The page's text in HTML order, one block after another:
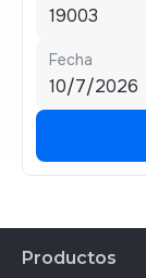
19003
Fecha
10/7/2026
Productos